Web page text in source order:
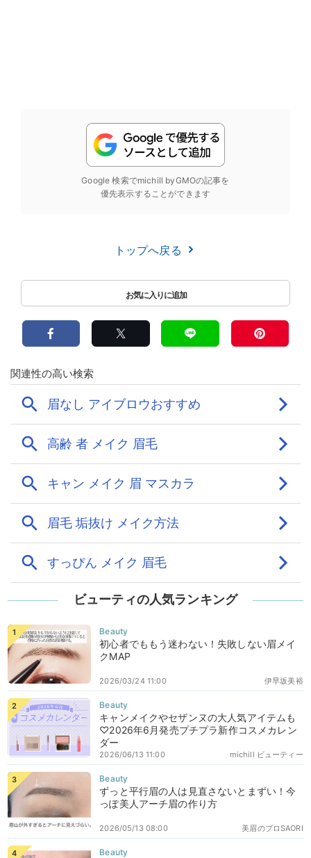
Google 検索でmichill byGMOの記事を
優先表示することができます
トップへ戻る
ビューティの人気ランキング
初心者でももう迷わない！失敗しない眉メイ
クMAP
伊早坂美裕
2026/03/24 11:00
キャンメイクやセザンヌの大人気アイテムも
♡2026年6月発売プチプラ新作コスメカレン
ダー
michill ビューティー
2026/06/13 11:00
ずっと平行眉の人は見直さないとまずい！今
っぽ美人アーチ眉の作り方
美眉のプロSAORI
2026/05/13 08:00